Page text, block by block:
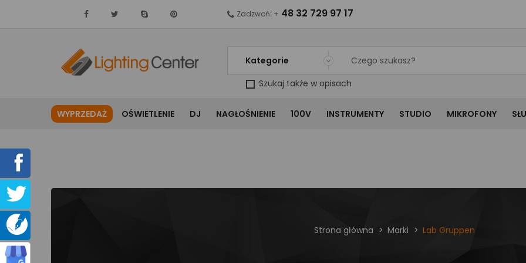
Kategorie
Szukaj także w opisach
Zadzwoń: + 48 32 729 97 17
WYPRZEDAŻ OŚWIETLENIE DJ NAGŁOŚNIENIE 100V INSTRUMENTY STUDIO MIKROFONY
Strona główna Marki Lab Gruppen